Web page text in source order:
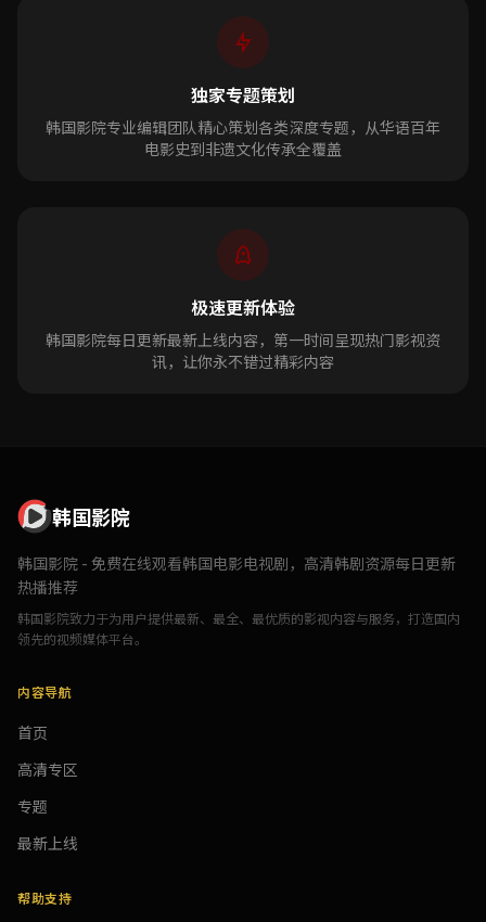
独家专题策划
韩国影院专业编辑团队精心策划各类深度专题，从华语百年
电影史到非遗文化传承全覆盖
极速更新体验
韩国影院每日更新最新上线内容，第一时间呈现热门影视资
讯，让你永不错过精彩内容
韩国影院
韩国影院 - 免费在线观看韩国电影电视剧，高清韩剧资源每日更新
热播推荐
韩国影院致力于为用户提供最新、最全、最优质的影视内容与服务，打造国内
领先的视频媒体平台。
内容导航
首页
高清专区
专题
最新上线
帮助支持